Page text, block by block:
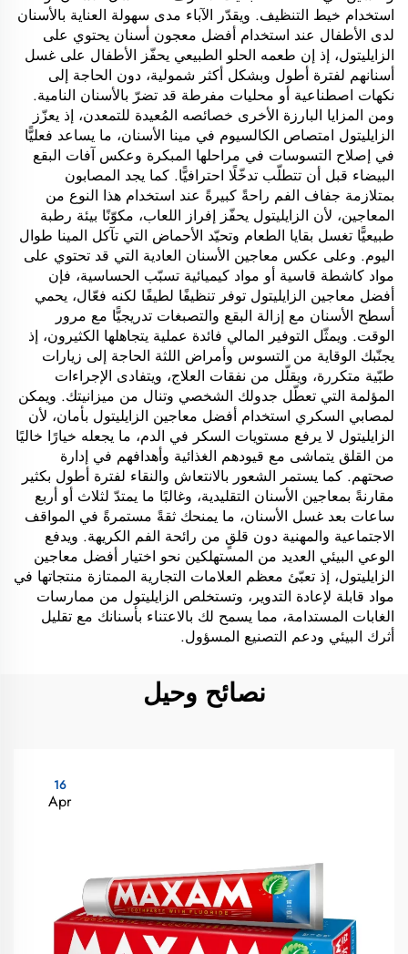
استخدام خيط التنظيف. ويقدّر الآباء مدى سهولة العناية بالأسنان
لدى الأطفال عند استخدام أفضل معجون أسنان يحتوي على
الزايليتول، إذ إن طعمه الحلو الطبيعي يحفّز الأطفال على غسل
أسنانهم لفترة أطول وبشكل أكثر شمولية، دون الحاجة إلى
نكهات اصطناعية أو محليات مفرطة قد تضرّ بالأسنان النامية.
ومن المزايا البارزة الأخرى خصائصه المُعيدة للتمعدن، إذ يعزّز
الزايليتول امتصاص الكالسيوم في مينا الأسنان، ما يساعد فعليًّا
في إصلاح التسوسات في مراحلها المبكرة وعكس آفات البقع
البيضاء قبل أن تتطلّب تدخّلًا احترافيًّا. كما يجد المصابون
بمتلازمة جفاف الفم راحةً كبيرةً عند استخدام هذا النوع من
المعاجين، لأن الزايليتول يحفّز إفراز اللعاب، مكوّنًا بيئة رطبة
طبيعيًّا تغسل بقايا الطعام وتحيّد الأحماض التي تآكل المينا طوال
اليوم. وعلى عكس معاجين الأسنان العادية التي قد تحتوي على
مواد كاشطة قاسية أو مواد كيميائية تسبّب الحساسية، فإن
أفضل معاجين الزايليتول توفر تنظيفًا لطيفًا لكنه فعّال، يحمي
أسطح الأسنان مع إزالة البقع والتصبغات تدريجيًّا مع مرور
الوقت. ويمثّل التوفير المالي فائدة عملية يتجاهلها الكثيرون، إذ
يجنّبك الوقاية من التسوس وأمراض اللثة الحاجة إلى زيارات
طبّية متكررة، ويقلّل من نفقات العلاج، ويتفادى الإجراءات
المؤلمة التي تعطّل جدولك الشخصي وتنال من ميزانيتك. ويمكن
لمصابي السكري استخدام أفضل معاجين الزايليتول بأمان، لأن
الزايليتول لا يرفع مستويات السكر في الدم، ما يجعله خيارًا خاليًا
من القلق يتماشى مع قيودهم الغذائية وأهدافهم في إدارة
صحتهم. كما يستمر الشعور بالانتعاش والنقاء لفترة أطول بكثير
مقارنةً بمعاجين الأسنان التقليدية، وغالبًا ما يمتدّ لثلاث أو أربع
ساعات بعد غسل الأسنان، ما يمنحك ثقةً مستمرةً في المواقف
الاجتماعية والمهنية دون قلقٍ من رائحة الفم الكريهة. ويدفع
الوعي البيئي العديد من المستهلكين نحو اختيار أفضل معاجين
الزايليتول، إذ تعبّئ معظم العلامات التجارية الممتازة منتجاتها في
مواد قابلة لإعادة التدوير، وتستخلص الزايليتول من ممارسات
الغابات المستدامة، مما يسمح لك بالاعتناء بأسنانك مع تقليل
أثرك البيئي ودعم التصنيع المسؤول.
نصائح وحيل
16
Apr